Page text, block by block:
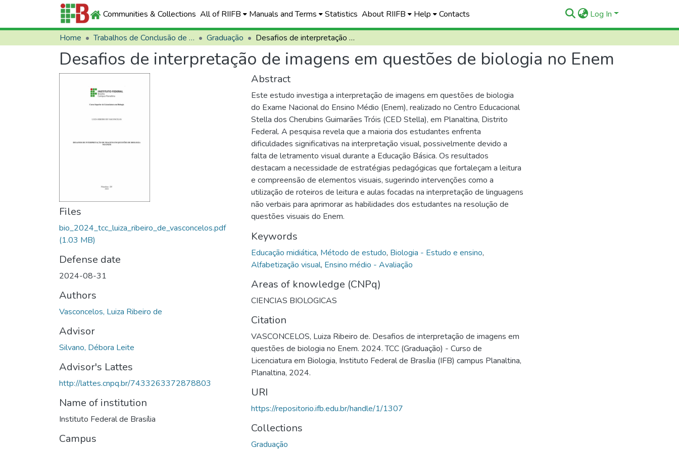
Communities & Collections All of RIIFB Manuals and Terms Statistics About RIIFB Help Contacts Log In
Home Trabalhos de Conclusão de Curso (TCCs) Graduação Desafios de interpretação de imagens em questões de biologia no Enem
Desafios de interpretação de imagens em questões de biologia no Enem
Files
bio_2024_tcc_luiza_ribeiro_de_vasconcelos.pdf
(1.03 MB)
Defense date
2024-08-31
Authors
Vasconcelos, Luiza Ribeiro de
Advisor
Silvano, Débora Leite
Advisor's Lattes
http://lattes.cnpq.br/7433263372878803
Name of institution
Instituto Federal de Brasília
Campus
Abstract
Este estudo investiga a interpretação de imagens em questões de biologia
do Exame Nacional do Ensino Médio (Enem), realizado no Centro Educacional
Stella dos Cherubins Guimarães Tróis (CED Stella), em Planaltina, Distrito
Federal. A pesquisa revela que a maioria dos estudantes enfrenta
dificuldades significativas na interpretação visual, possivelmente devido a
falta de letramento visual durante a Educação Básica. Os resultados
destacam a necessidade de estratégias pedagógicas que fortaleçam a leitura
e compreensão de elementos visuais, sugerindo intervenções como a
utilização de roteiros de leitura e aulas focadas na interpretação de linguagens
não verbais para aprimorar as habilidades dos estudantes na resolução de
questões visuais do Enem.
Keywords
Educação midiática, Método de estudo, Biologia - Estudo e ensino,
Alfabetização visual, Ensino médio - Avaliação
Areas of knowledge (CNPq)
CIENCIAS BIOLOGICAS
Citation
VASCONCELOS, Luiza Ribeiro de. Desafios de interpretação de imagens em
questões de biologia no Enem. 2024. TCC (Graduação) - Curso de
Licenciatura em Biologia, Instituto Federal de Brasília (IFB) campus Planaltina,
Planaltina, 2024.
URI
https://repositorio.ifb.edu.br/handle/1/1307
Collections
Graduação